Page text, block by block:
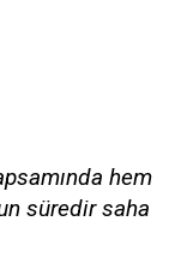
hem
süredir saha